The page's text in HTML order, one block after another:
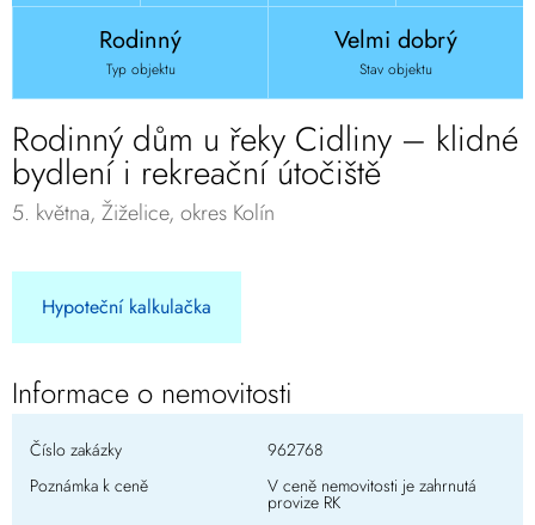
Rodinný
Typ objektu
Velmi dobrý
Stav objektu
Rodinný dům u řeky Cidliny – klidné
bydlení i rekreační útočiště
5. května, Žiželice, okres Kolín
Hypoteční kalkulačka
Informace o nemovitosti
Číslo zakázky
962768
Poznámka k ceně
V ceně nemovitosti je zahrnutá
provize RK